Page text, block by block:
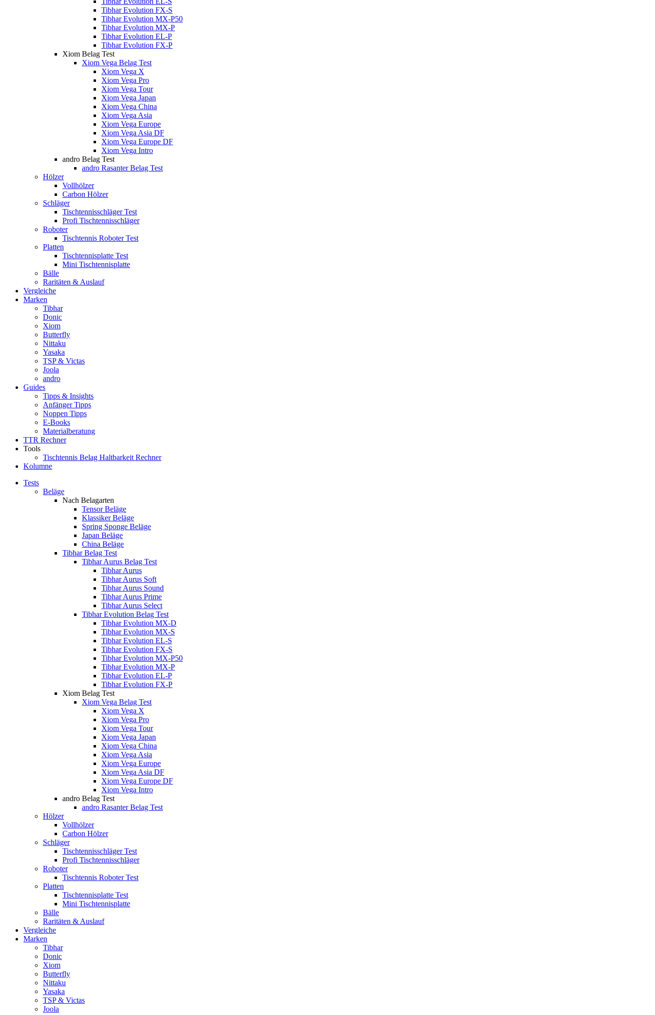
Tibhar Evolution FX-S
Tibhar Evolution MX-P50
Tibhar Evolution MX-P
Tibhar Evolution EL-P
Tibhar Evolution FX-P
Xiom Belag Test
Xiom Vega Belag Test
Xiom Vega X
Xiom Vega Pro
Xiom Vega Tour
Xiom Vega Japan
Xiom Vega China
Xiom Vega Asia
Xiom Vega Europe
Xiom Vega Asia DF
Xiom Vega Europe DF
Xiom Vega Intro
andro Belag Test
andro Rasanter Belag Test
Hölzer
Vollhölzer
Carbon Hölzer
Schläger
Tischtennisschläger Test
Profi Tischtennisschläger
Roboter
Tischtennis Roboter Test
Platten
Tischtennisplatte Test
Mini Tischtennisplatte
Bälle
Raritäten & Auslauf
Vergleiche
Marken
Tibhar
Donic
Xiom
Butterfly
Nittaku
Yasaka
TSP & Victas
Joola
andro
Guides
Tipps & Insights
Anfänger Tipps
Noppen Tipps
E-Books
Materialberatung
TTR Rechner
Tools
Tischtennis Belag Haltbarkeit Rechner
Kolumne
Tests
Beläge
Nach Belagarten
Tensor Beläge
Klassiker Beläge
Spring Sponge Beläge
Japan Beläge
China Beläge
Tibhar Belag Test
Tibhar Aurus Belag Test
Tibhar Aurus
Tibhar Aurus Soft
Tibhar Aurus Sound
Tibhar Aurus Prime
Tibhar Aurus Select
Tibhar Evolution Belag Test
Tibhar Evolution MX-D
Tibhar Evolution MX-S
Tibhar Evolution EL-S
Tibhar Evolution FX-S
Tibhar Evolution MX-P50
Tibhar Evolution MX-P
Tibhar Evolution EL-P
Tibhar Evolution FX-P
Xiom Belag Test
Xiom Vega Belag Test
Xiom Vega X
Xiom Vega Pro
Xiom Vega Tour
Xiom Vega Japan
Xiom Vega China
Xiom Vega Asia
Xiom Vega Europe
Xiom Vega Asia DF
Xiom Vega Europe DF
Xiom Vega Intro
andro Belag Test
andro Rasanter Belag Test
Hölzer
Vollhölzer
Carbon Hölzer
Schläger
Tischtennisschläger Test
Profi Tischtennisschläger
Roboter
Tischtennis Roboter Test
Platten
Tischtennisplatte Test
Mini Tischtennisplatte
Bälle
Raritäten & Auslauf
Vergleiche
Marken
Tibhar
Donic
Xiom
Butterfly
Nittaku
Yasaka
TSP & Victas
Joola